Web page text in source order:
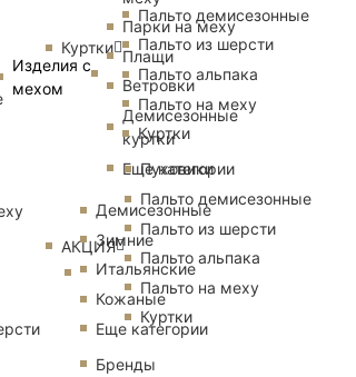
Изделия с
мехом
Парки на меху
Плащи
Ветровки
Демисезонные
куртки
Еще категории
Демисезонные
Зимние
Итальянские
Кожаные
Еще категории
Бренды
Куртки
Пальто демисезонные
Пальто из шерсти
Пальто альпака
Пальто на меху
Куртки
АКЦИЯ
Пуховики
Пальто демисезонные
Пальто из шерсти
Пальто альпака
Пальто на меху
Куртки